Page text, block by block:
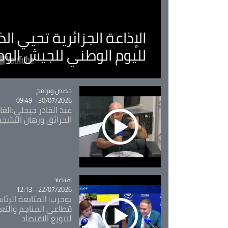
الإذاعة الجزائرية تحيي
لليوم الوطني للجيش
Catégorie
حصص وبرامج
30/07/2026 - 09:49
عبد القادر
الحرائق ورهان
Catégorie
اقتصاد
22/07/2026 - 12:13
بوحرب: المتابعة
قطاعي المناجم
لتنويع الاقتصاد